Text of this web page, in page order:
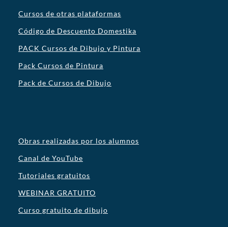
Cursos de otras plataformas
Código de Descuento Domestika
PACK Cursos de Dibujo y Pintura
Pack Cursos de Pintura
Pack de Cursos de Dibujo
Obras realizadas por los alumnos
Canal de YouTube
Tutoriales gratuitos
WEBINAR GRATUITO
Curso gratuito de dibujo